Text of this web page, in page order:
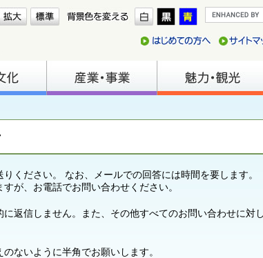
ください。 なお、メールでの回答には時間を要します。
が、お電話でお問い合わせください。
返信しません。また、その他すべてのお問い合わせに対
ないように半角でお願いします。